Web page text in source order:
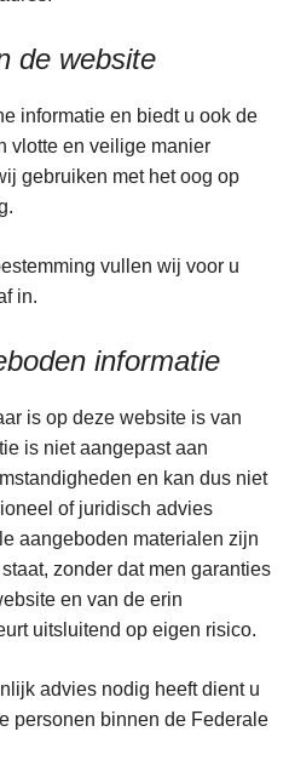
de website
informatie en biedt u ook de
vlotte en veilige manier
gebruiken met het oog op
vullen wij voor u
in.
informatie
is op deze website is van
is niet aangepast aan
en kan dus niet
of juridisch advies
aangeboden materialen zijn
zonder dat men garanties
en van de erin
uitsluitend op eigen risico.
advies nodig heeft dient u
personen binnen de Federale